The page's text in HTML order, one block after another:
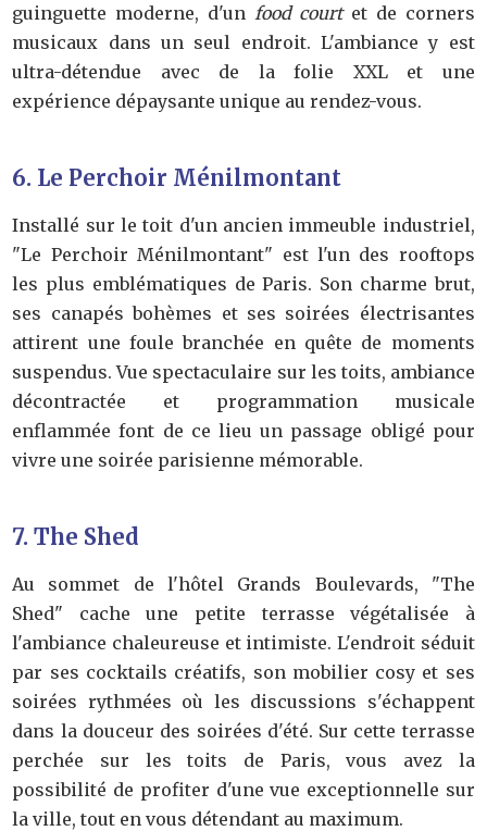
guinguette moderne, d'un food courtet de corners
musicaux dans un seul endroit. L'ambiance y est
ultra-détendue avec de la folie XXL et une
expérience dépaysante unique au rendez-vous.
6. Le Perchoir Ménilmontant
Installé sur le toit d'un ancien immeuble industriel,
"Le Perchoir Ménilmontant" est l'un des rooftops
les plus emblématiques de Paris. Son charme brut,
ses canapés bohèmes et ses soirées électrisantes
attirent une foule branchée en quête de moments
suspendus. Vue spectaculaire sur les toits, ambiance
décontractée et programmation musicale
enflammée font de ce lieu un passage obligé pour
vivre une soirée parisienne mémorable.
7. The Shed
Au sommet de l'hôtel Grands Boulevards, "The
Shed" cache une petite terrasse végétalisée à
l'ambiance chaleureuse et intimiste. L'endroit séduit
par ses cocktails créatifs, son mobilier cosy et ses
soirées rythmées où les discussions s'échappent
dans la douceur des soirées d'été. Sur cette terrasse
perchée sur les toits de Paris, vous avez la
possibilité de profiter d'une vue exceptionnelle sur
la ville, tout en vous détendant au maximum.